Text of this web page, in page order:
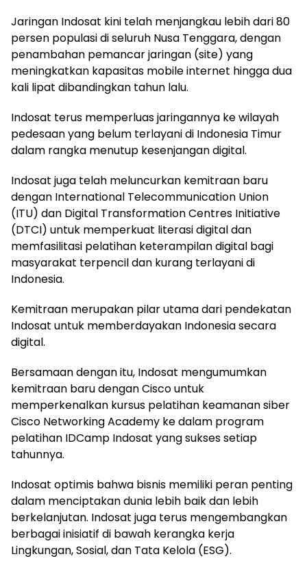
Jaringan Indosat kini telah menjangkau lebih dari 80
persen populasi di seluruh Nusa Tenggara, dengan
penambahan pemancar jaringan (site) yang
meningkatkan kapasitas mobile internet hingga dua
kali lipat dibandingkan tahun lalu.
Indosat terus memperluas jaringannya ke wilayah
pedesaan yang belum terlayani di Indonesia Timur
dalam rangka menutup kesenjangan digital.
Indosat juga telah meluncurkan kemitraan baru
dengan International Telecommunication Union
(ITU) dan Digital Transformation Centres Initiative
(DTCI) untuk memperkuat literasi digital dan
memfasilitasi pelatihan keterampilan digital bagi
masyarakat terpencil dan kurang terlayani di
Indonesia.
Kemitraan merupakan pilar utama dari pendekatan
Indosat untuk memberdayakan Indonesia secara
digital.
Bersamaan dengan itu, Indosat mengumumkan
kemitraan baru dengan Cisco untuk
memperkenalkan kursus pelatihan keamanan siber
Cisco Networking Academy ke dalam program
pelatihan IDCamp Indosat yang sukses setiap
tahunnya.
Indosat optimis bahwa bisnis memiliki peran penting
dalam menciptakan dunia lebih baik dan lebih
berkelanjutan. Indosat juga terus mengembangkan
berbagai inisiatif di bawah kerangka kerja
Lingkungan, Sosial, dan Tata Kelola (ESG).